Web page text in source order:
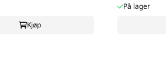
Kjøp
På lager